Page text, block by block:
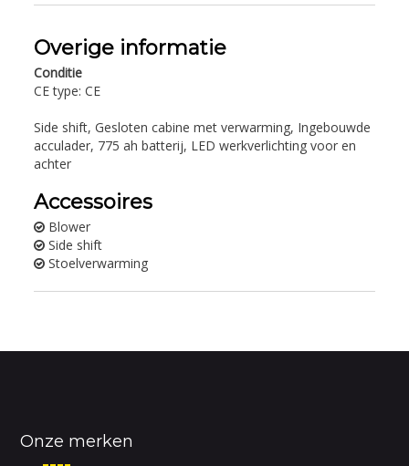
Overige informatie
Conditie
CE type: CE
Side shift, Gesloten cabine met verwarming, Ingebouwde
acculader, 775 ah batterij, LED werkverlichting voor en
achter
Accessoires
Blower
Side shift
Stoelverwarming
Onze merken